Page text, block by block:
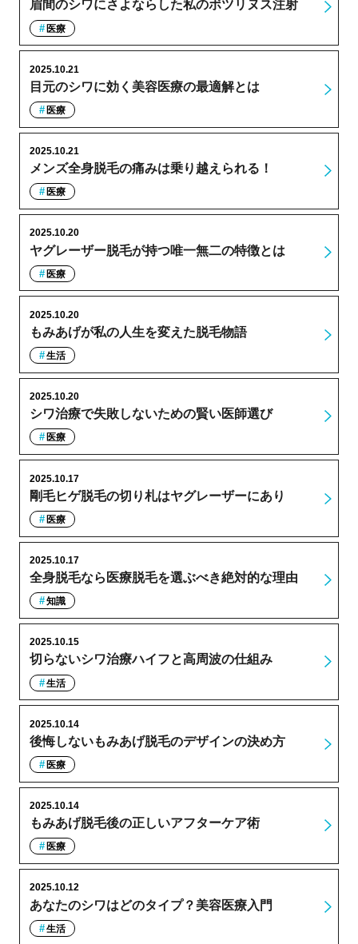
眉間のシワにさよならした私のボツリヌス注射
医療
目元のシワに効く美容医療の最適解とは
2025.10.21
医療
メンズ全身脱毛の痛みは乗り越えられる！
2025.10.21
医療
ヤグレーザー脱毛が持つ唯一無二の特徴とは
2025.10.20
医療
もみあげが私の人生を変えた脱毛物語
2025.10.20
生活
シワ治療で失敗しないための賢い医師選び
2025.10.20
医療
剛毛ヒゲ脱毛の切り札はヤグレーザーにあり
2025.10.17
医療
全身脱毛なら医療脱毛を選ぶべき絶対的な理由
2025.10.17
知識
切らないシワ治療ハイフと高周波の仕組み
2025.10.15
生活
後悔しないもみあげ脱毛のデザインの決め方
2025.10.14
医療
もみあげ脱毛後の正しいアフターケア術
2025.10.14
医療
あなたのシワはどのタイプ？美容医療入門
2025.10.12
生活